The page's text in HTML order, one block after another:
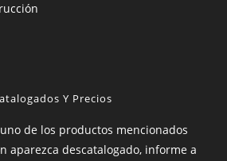
Y Precios
de los productos mencionados
aparezca descatalogado, informe a